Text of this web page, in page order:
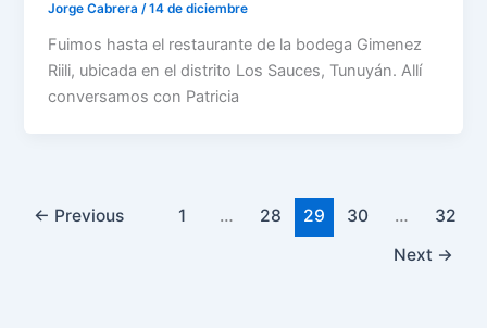
Jorge Cabrera/14 de diciembre
Fuimos hasta el restaurante de la bodega Gimenez
Riili, ubicada en el distrito Los Sauces, Tunuyán. Allí
conversamos con Patricia
← Previous 1 … 28 29 30 …
32
Next →